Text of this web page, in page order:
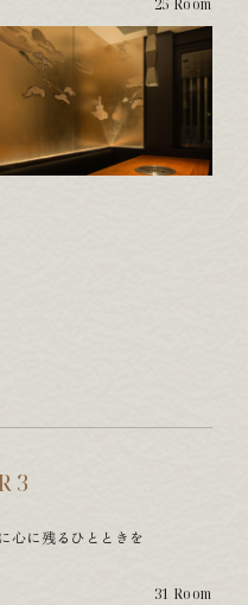
25 Room
3
心に残るひとときを
31 Room